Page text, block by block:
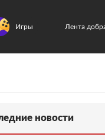
Игры Лента
новости